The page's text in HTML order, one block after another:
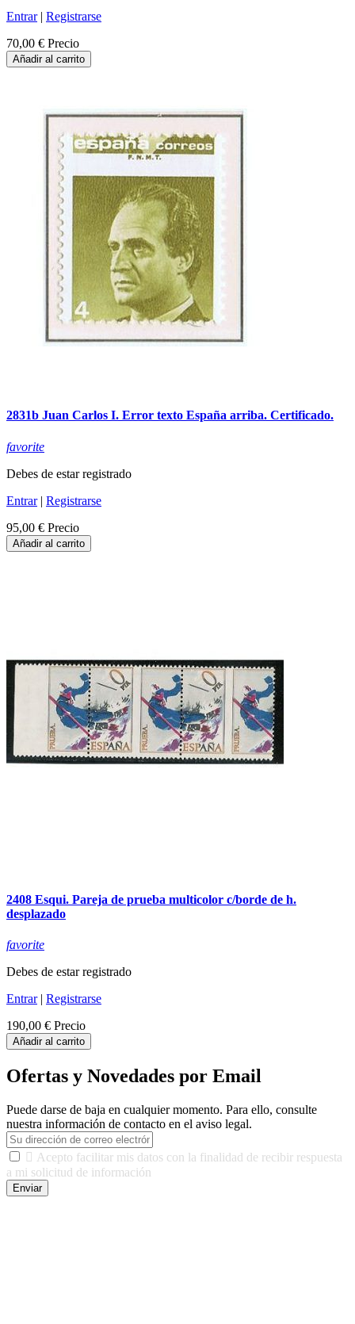
Entrar| Registrarse
70,00 € Precio
Añadir al carrito
2831b Juan Carlos I. Error texto España arriba. Certificado.
favorite
Debes de estar registrado
Entrar| Registrarse
95,00 € Precio
Añadir al carrito
2408 Esqui. Pareja de prueba multicolor c/borde de h.
desplazado
favorite
Debes de estar registrado
Entrar| Registrarse
190,00 € Precio
Añadir al carrito
Ofertas y Novedades por Email
Puede darse de baja en cualquier momento. Para ello, consulte
nuestra información de contacto en el aviso legal.
 Acepto facilitar mis datos con la finalidad de recibir respuesta
a mi solicitud de información
Enviar